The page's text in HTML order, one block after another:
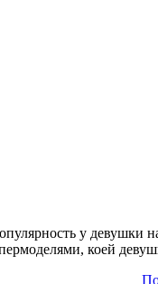
у девушки
коей